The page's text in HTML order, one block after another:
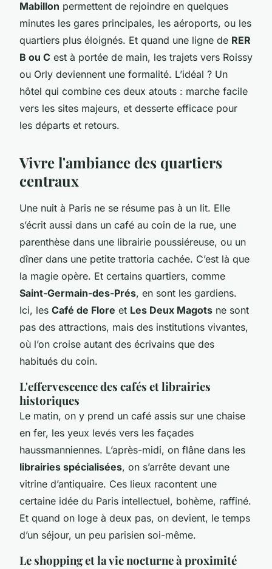
Mabillon permettent de rejoindre en quelques
minutes les gares principales, les aéroports, ou les
quartiers plus éloignés. Et quand une ligne de RER
B ou C est à portée de main, les trajets vers Roissy
ou Orly deviennent une formalité. L’idéal ? Un
hôtel qui combine ces deux atouts : marche facile
vers les sites majeurs, et desserte efficace pour
les départs et retours.
Vivre l'ambiance des quartiers
centraux
Une nuit à Paris ne se résume pas à un lit. Elle
s’écrit aussi dans un café au coin de la rue, une
parenthèse dans une librairie poussiéreuse, ou un
dîner dans une petite trattoria cachée. C’est là que
la magie opère. Et certains quartiers, comme
Saint-Germain-des-Prés, en sont les gardiens.
Ici, les Café de Flore et Les Deux Magots ne sont
pas des attractions, mais des institutions vivantes,
où l’on croise autant des écrivains que des
habitués du coin.
L'effervescence des cafés et librairies
historiques
Le matin, on y prend un café assis sur une chaise
en fer, les yeux levés vers les façades
haussmanniennes. L’après-midi, on flâne dans les
librairies spécialisées, on s’arrête devant une
vitrine d’antiquaire. Ces lieux racontent une
certaine idée du Paris intellectuel, bohème, raffiné.
Et quand on loge à deux pas, on devient, le temps
d’un séjour, un peu parisien soi-même.
Le shopping et la vie nocturne à proximité